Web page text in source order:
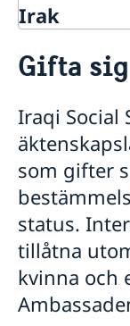
Irak
Hjälp till
Pass utomlands
Pass i Irak
Förlust av pass
Provisoriskt
Nationellt ID-
Om svenskt
Familjerelaterat
Barnbortförande
Frihetsberövad i
Legaliseringar
Om du blir sjuk
Dödsfall
Gifta sig
Gifta
Iraqi Social
som gifter
status.
tillåtna
kvinna och